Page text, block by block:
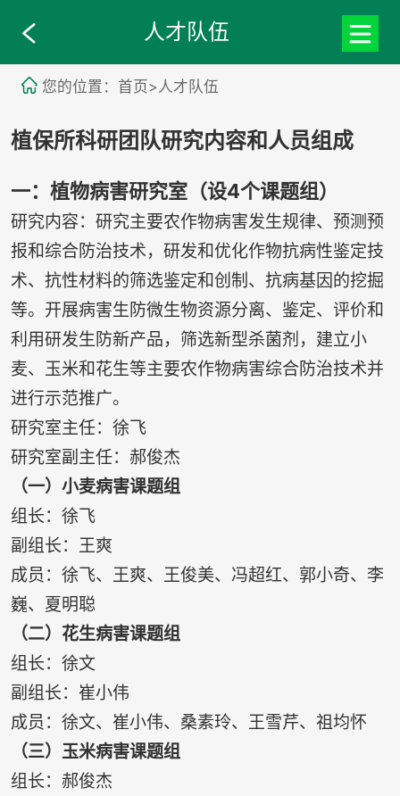
人才队伍
您的位置：首页>人才队伍
植保所科研团队研究内容和人员组成
一：植物病害研究室（设4个课题组）
研究内容：研究主要农作物病害发生规律、预测预
报和综合防治技术，研发和优化作物抗病性鉴定技
术、抗性材料的筛选鉴定和创制、抗病基因的挖掘
等。开展病害生防微生物资源分离、鉴定、评价和
利用研发生防新产品，筛选新型杀菌剂，建立小
麦、玉米和花生等主要农作物病害综合防治技术并
进行示范推广。
研究室主任：徐飞
研究室副主任：郝俊杰
（一）小麦病害课题组
组长：徐飞
副组长：王爽
成员：徐飞、王爽、王俊美、冯超红、郭小奇、李
巍、夏明聪
（二）花生病害课题组
组长：徐文
副组长：崔小伟
成员：徐文、崔小伟、桑素玲、王雪芹、祖均怀
（三）玉米病害课题组
组长：郝俊杰